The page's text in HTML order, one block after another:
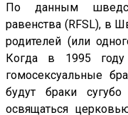
По данным
равенства (RFSL), в
родителей (или
Когда в 1995
гомосексуальные
будут браки
освящаться